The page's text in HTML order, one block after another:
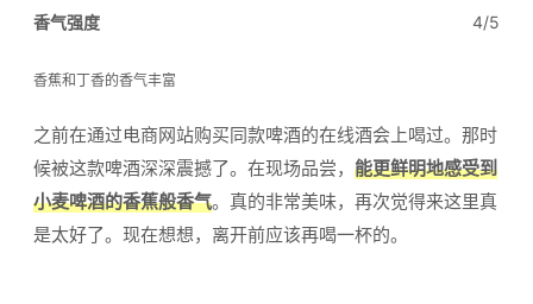
香气强度 4/5
香蕉和丁香的香气丰富
之前在通过电商网站购买同款啤酒的在线酒会上喝过。那时
候被这款啤酒深深震撼了。在现场品尝， 能更鲜明地感受到
小麦啤酒的香蕉般香气。真的非常美味，再次觉得来这里真
是太好了。现在想想，离开前应该再喝一杯的。